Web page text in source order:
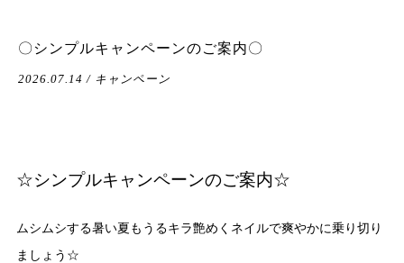
〇シンプルキャンペーンのご案内〇
2026.07.14 / キャンペーン
☆シンプルキャンペーンのご案内☆
ムシムシする暑い夏もうるキラ艶めくネイルで爽やかに乗り切り
ましょう☆